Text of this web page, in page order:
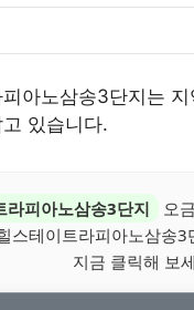
아노삼송3단지는
있습니다.
라피아노삼송3단지
오
스테이트라피아노삼송3
지금 클릭해 보